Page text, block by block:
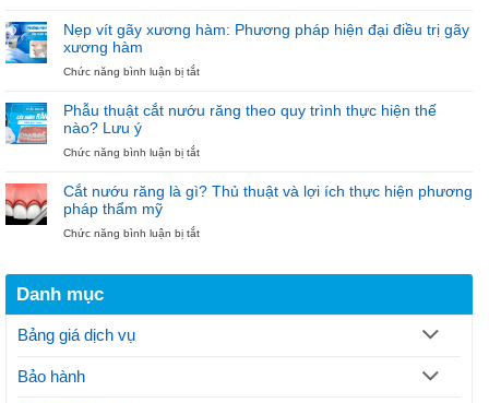
“Diện
–
Noel”
DEAL]
Trồng
6.000.000đ
Niềng
tại
khoa
Nẹp vít gãy xương hàm: Phương pháp hiện đại điều trị gãy
xương hàm
Chức năng bình luận bị tắtở
gãy
hàm:
pháp
điều
Phẫu thuật cắt nướu răng theo quy trình thực hiện thế
nào? Lưu ý
Chức năng bình luận bị tắtở
thuật
cắt
răng
hiện
Cắt nướu răng là gì? Thủ thuật và lợi ích thực hiện phương
pháp thẩm mỹ
Chức năng bình luận bị tắtở
gì?
Danh mục
Bảng giá dịch vụ
Bảo hành